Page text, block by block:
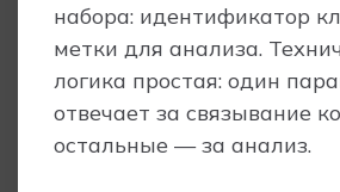
набора: идентификатор
метки для анализа.
логика простая: один
отвечает за связывание
остальные — за анализ.